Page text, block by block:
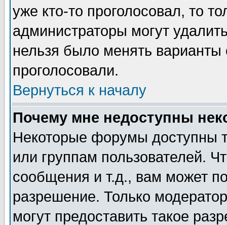
уже кто-то проголосовал, то
администраторы могут
нельзя было менять
проголосовали.
Вернуться к началу
Почему мне недоступны
Некоторые форумы доступны
или группам пользователей.
сообщения и т.д., вам может
разрешение. Только
могут предоставить такое